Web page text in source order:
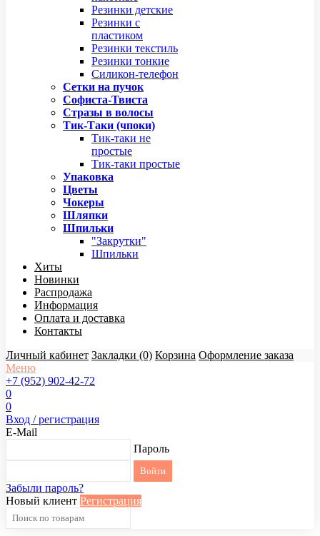
Резинки детские
Резинки с
пластиком
Резинки текстиль
Резинки тонкие
Силикон-телефон
Сетки на пучок
Софиста-Твиста
Стразы в волосы
Тик-Таки (чпоки)
Тик-таки не
простые
Тик-таки простые
Упаковка
Цветы
Чокеры
Шляпки
Шпильки
"Закрутки"
Шпильки
Хиты
Новинки
Распродажа
Информация
Оплата и доставка
Контакты
Личный кабинет Закладки (0) Корзина Оформление заказа
Меню
+7 (952) 902-42-72
0
0
Вход / регистрация
E-Mail
Пароль
Забыли пароль?
Новый клиент Регистрация